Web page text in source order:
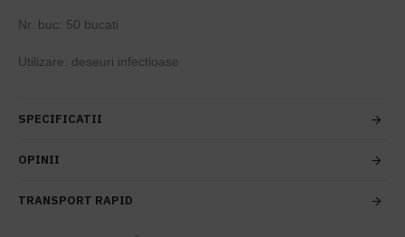
Nr. buc: 50 bucati
Utilizare: deseuri infectioase
SPECIFICATII
OPINII
TRANSPORT RAPID